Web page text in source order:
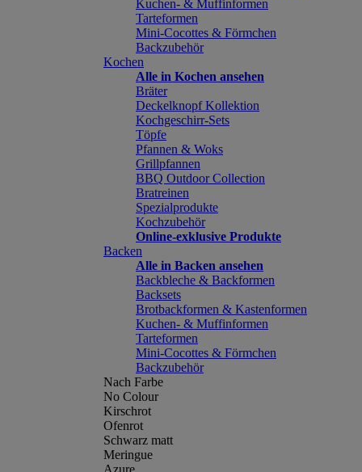
Kuchen- & Muffinformen
Tarteformen
Mini-Cocottes & Förmchen
Backzubehör
Kochen
Alle in Kochen ansehen
Bräter
Deckelknopf Kollektion
Kochgeschirr-Sets
Töpfe
Pfannen & Woks
Grillpfannen
BBQ Outdoor Collection
Bratreinen
Spezialprodukte
Kochzubehör
Online-exklusive Produkte
Backen
Alle in Backen ansehen
Backbleche & Backformen
Backsets
Brotbackformen & Kastenformen
Kuchen- & Muffinformen
Tarteformen
Mini-Cocottes & Förmchen
Backzubehör
Nach Farbe
No Colour
Kirschrot
Ofenrot
Schwarz matt
Meringue
Azure